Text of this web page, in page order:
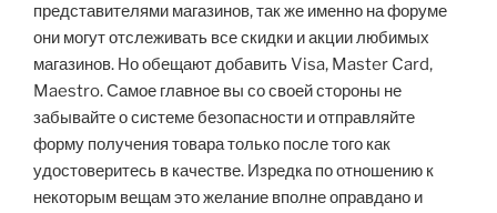
представителями магазинов, так же именно на форуме
они могут отслеживать все скидки и акции любимых
магазинов. Но обещают добавить Visa, Master Card,
Maestro. Самое главное вы со своей стороны не
забывайте о системе безопасности и отправляйте
форму получения товара только после того как
удостоверитесь в качестве. Изредка по отношению к
некоторым вещам это желание вполне оправдано и